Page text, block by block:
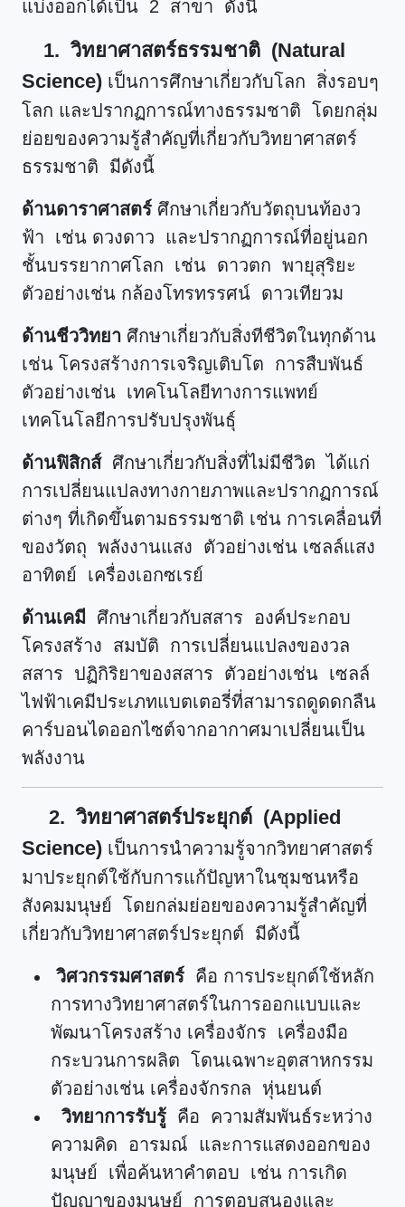
แบ่งออกได้เป็น 2 สาขา ดังนี้
1. วิทยาศาสตร์ธรรมชาติ (Natural
Science) เป็นการศึกษาเกี่ยวกับโลก สิ่งรอบๆ
โลก และปรากฏการณ์ทางธรรมชาติ โดยกลุ่ม
ย่อยของความรู้สำคัญที่เกี่ยวกับวิทยาศาสตร์
ธรรมชาติ มีดังนี้
ด้านดาราศาสตร์ ศึกษาเกี่ยวกับวัตถุบนท้องว
ฟ้า เช่น ดวงดาว และปรากฏการณ์ที่อยู่นอก
ชั้นบรรยากาศโลก เช่น ดาวตก พายุสุริยะ
ตัวอย่างเช่น กล้องโทรทรรศน์ ดาวเทียวม
ด้านชีววิทยา ศึกษาเกี่ยวกับสิ่งทีชีวิตในทุกด้าน
เช่น โครงสร้างการเจริญเติบโต การสืบพันธ์
ตัวอย่างเช่น เทคโนโลยีทางการแพทย์
เทคโนโลยีการปรับปรุงพันธุ์
ด้านฟิสิกส์ศึกษาเกี่ยวกับสิ่งที่ไม่มีชีวิต ได้แก่
การเปลี่ยนแปลงทางกายภาพและปรากฏการณ์
ต่างๆ ที่เกิดขึ้นตามธรรมชาติ เช่น การเคลื่อนที่
ของวัตถุ พลังงานแสง ตัวอย่างเช่น เซลล์แสง
อาทิตย์ เครื่องเอกซเรย์
ด้านเคมี
ศึกษาเกี่ยวกับสสาร องค์ประกอบ
โครงสร้าง สมบัติ การเปลี่ยนแปลงของวล
สสาร ปฏิกิริยาของสสาร ตัวอย่างเช่น เซลล์
ไฟฟ้าเคมีประเภทแบตเตอรี่ที่สามารถดูดดกลืน
คาร์บอนไดออกไซต์จากอากาศมาเปลี่ยนเป็น
พลังงาน
2. วิทยาศาสตร์ประยุกต์ (Applied
Science) เป็นการนำความรู้จากวิทยาศาสตร์
มาประยุกต์ใช้กับการแก้ปัญหาในชุมชนหรือ
สังคมมนุษย์ โดยกล่มย่อยของความรู้สำคัญที่
เกี่ยวกับวิทยาศาสตร์ประยุกต์ มีดังนี้
วิศวกรรมศาสตร์ คือ การประยุกต์ใช้หลัก
การทางวิทยาศาสตร์ในการออกแบบและ
พัฒนาโครงสร้าง เครื่องจักร เครื่องมือ
กระบวนการผลิต โดนเฉพาะอุตสาหกรรม
ตัวอย่างเช่น เครื่องจักรกล หุ่นยนต์
วิทยาการรับรู้ คือ ความสัมพันธ์ระหว่าง
ความคิด อารมณ์ และการแสดงออกของ
มนุษย์ เพื่อค้นหาคำตอบ เช่น การเกิด
ปัญญาของมนุษย์ การตอบสนองและ